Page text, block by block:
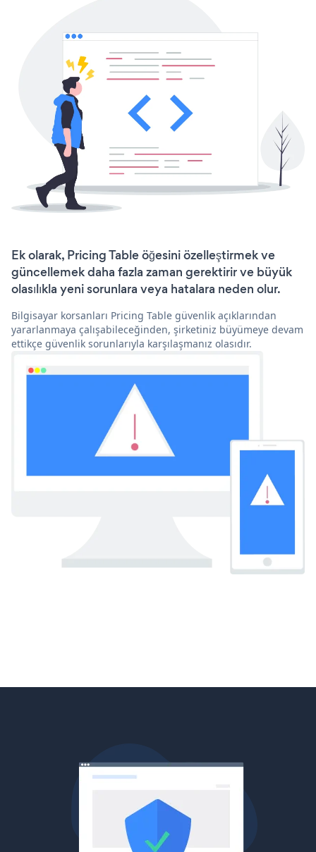
Ek olarak, Pricing Table öğesini özelleştirmek ve
güncellemek daha fazla zaman gerektirir ve büyük
olasılıkla yeni sorunlara veya hatalara neden olur.
Bilgisayar korsanları Pricing Table güvenlik açıklarından
yararlanmaya çalışabileceğinden, şirketiniz büyümeye devam
ettikçe güvenlik sorunlarıyla karşılaşmanız olasıdır.